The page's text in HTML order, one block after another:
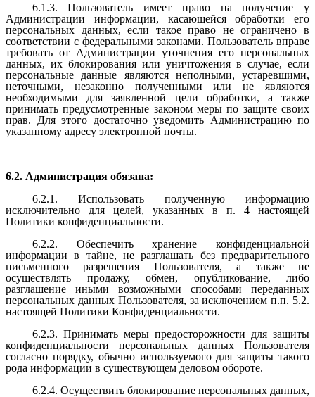
6.1.3. Пользователь имеет право на получение у
Администрации информации, касающейся обработки его
персональных данных, если такое право не ограничено в
соответствии с федеральными законами. Пользователь вправе
требовать от Администрации уточнения его персональных
данных, их блокирования или уничтожения в случае, если
персональные данные являются неполными, устаревшими,
неточными, незаконно полученными или не являются
необходимыми для заявленной цели обработки, а также
принимать предусмотренные законом меры по защите своих
прав. Для этого достаточно уведомить Администрацию по
указанному адресу электронной почты.
6.2. Администрация обязана:
6.2.1. Использовать полученную информацию
исключительно для целей, указанных в п. 4 настоящей
Политики конфиденциальности.
6.2.2. Обеспечить хранение конфиденциальной
информации в тайне, не разглашать без предварительного
письменного разрешения Пользователя, а также не
осуществлять продажу, обмен, опубликование, либо
разглашение иными возможными способами переданных
персональных данных Пользователя, за исключением п.п. 5.2.
настоящей Политики Конфиденциальности.
6.2.3. Принимать меры предосторожности для защиты
конфиденциальности персональных данных Пользователя
согласно порядку, обычно используемого для защиты такого
рода информации в существующем деловом обороте.
6.2.4. Осуществить блокирование персональных данных,